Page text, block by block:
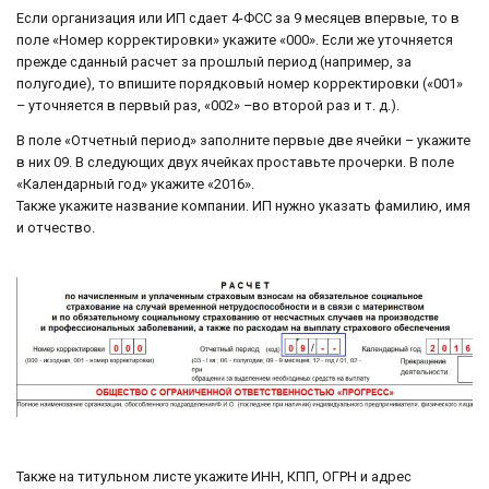
Если организация или ИП сдает 4-ФСС за 9 месяцев впервые, то в
поле «Номер корректировки» укажите «000». Если же уточняется
прежде сданный расчет за прошлый период (например, за
полугодие), то впишите порядковый номер корректировки («001»
– уточняется в первый раз, «002» –во второй раз и т. д.).
В поле «Отчетный период» заполните первые две ячейки – укажите
в них 09. В следующих двух ячейках проставьте прочерки. В поле
«Календарный год» укажите «2016».
Также укажите название компании. ИП нужно указать фамилию, имя
и отчество.
Также на титульном листе укажите ИНН, КПП, ОГРН и адрес